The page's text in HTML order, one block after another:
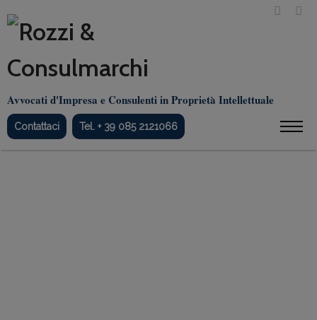
Avvocati d'Impresa e Consulenti in Proprietà Intellettuale
Contattaci Tel. + 39 085 2121066